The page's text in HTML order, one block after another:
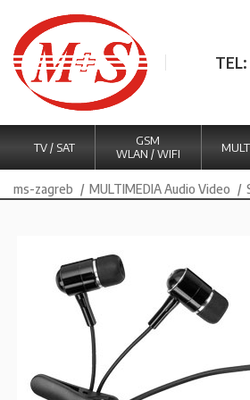
TV / SAT
GSM
WLAN / WIFI
ms-zagreb MULTIMEDIA Audio Video